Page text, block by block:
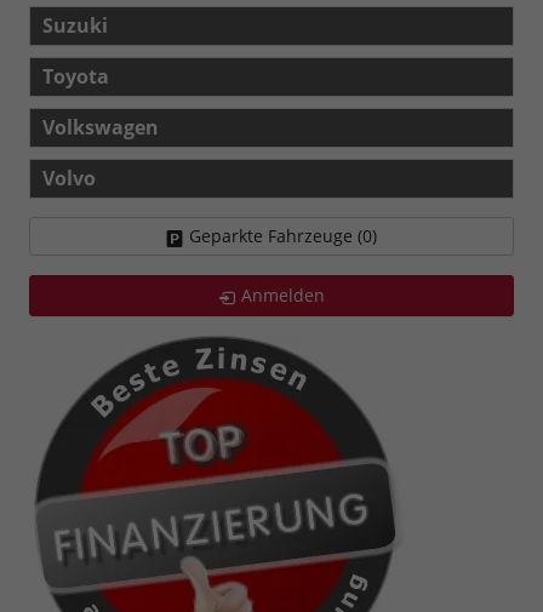
Suzuki
Toyota
Volkswagen
Volvo
Geparkte Fahrzeuge (0)
Anmelden